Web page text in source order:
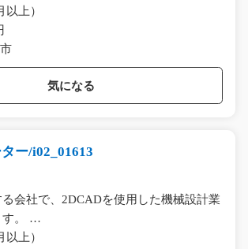
上）
気になる
ー/i02_01613
会社で、2DCADを使用した機械設計業
す。 …
上）